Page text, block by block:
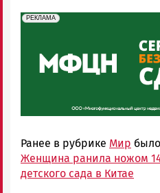
erid: 2SDnjeH4Mf4
РЕКЛАМА
Реклама
Ранее в рубрике Мир
Женщина ранила ножом
детского сада в Китае